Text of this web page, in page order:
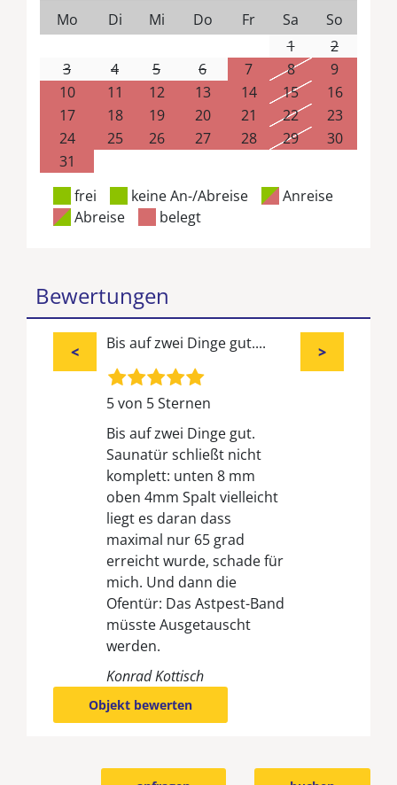
Mo
Di Mi Do Fr Sa
So
1
2
3
4 5 6 7 8
9
10
11 12 13 14 15
16
17
18 19 20 21 22
23
24
25 26 27 28 29
30
31
frei
keine An-/Abreise
Anreise
Abreise
belegt
Bewertungen
< Bis auf zwei Dinge gut....
5 von 5 Sternen
Bis auf zwei Dinge gut.
Saunatür schließt nicht
komplett: unten 8 mm
oben 4mm Spalt vielleicht
liegt es daran dass
maximal nur 65 grad
erreicht wurde, schade für
mich. Und dann die
Ofentür: Das Astpest-Band
müsste Ausgetauscht
werden.
Konrad Kottisch
>
Objekt bewerten